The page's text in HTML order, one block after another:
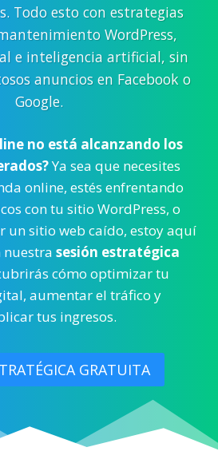
Todo esto con estrategias
WordPress,
e inteligencia artificial, sin
anuncios en Facebook o
Google.
no está alcanzando los
Ya sea que necesites
online, estés enfrentando
con tu sitio WordPress, o
un sitio web caído, estoy aquí
nuestra sesión estratégica
cómo optimizar tu
aumentar el tráfico y
tus ingresos.
GRATUITA